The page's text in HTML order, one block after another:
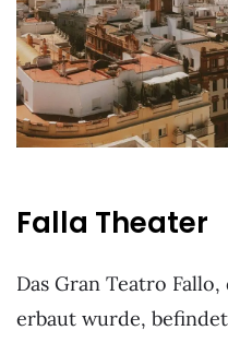
Falla Theater
Das Gran Teatro
erbaut wurde,